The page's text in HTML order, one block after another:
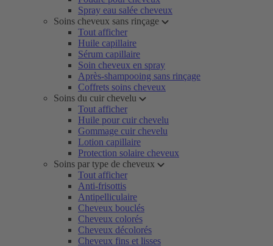
Spray eau salée cheveux
Soins cheveux sans rinçage
Tout afficher
Huile capillaire
Sérum capillaire
Soin cheveux en spray
Après-shampooing sans rinçage
Coffrets soins cheveux
Soins du cuir chevelu
Tout afficher
Huile pour cuir chevelu
Gommage cuir chevelu
Lotion capillaire
Protection solaire cheveux
Soins par type de cheveux
Tout afficher
Anti-frisottis
Antipelliculaire
Cheveux bouclés
Cheveux colorés
Cheveux décolorés
Cheveux fins et lisses